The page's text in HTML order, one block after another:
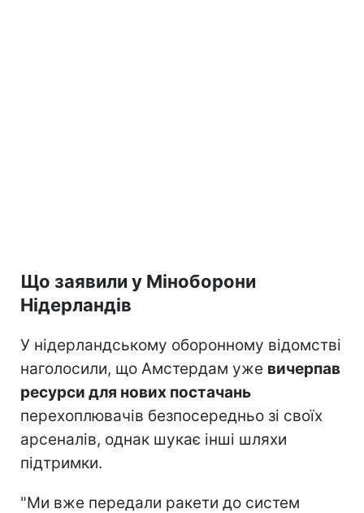
Що заявили у Міноборони
Нідерландів
У нідерландському оборонному відомстві
наголосили, що Амстердам уже вичерпав
ресурси для нових постачань
перехоплювачів безпосередньо зі своїх
арсеналів, однак шукає інші шляхи
підтримки.
"Ми вже передали ракети до систем